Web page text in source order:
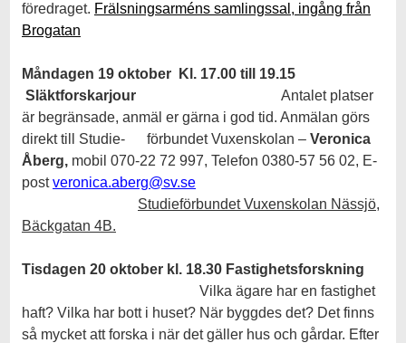
föredraget. Frälsningsarméns samlingssal, ingång från
Brogatan
Måndagen 19 oktober
Kl. 17.00 till 19.15
Släktforskarjour Antalet platser
är begränsade, anmäl er gärna i god tid. Anmälan görs
direkt till Studie- förbundet Vuxenskolan – Veronica
Åberg, mobil 070-22 72 997, Telefon 0380-57 56 02, E-
postveronica.aberg@sv.se
Studieförbundet Vuxenskolan Nässjö,
Bäckgatan 4B.
Tisdagen 20 oktober k l. 18.30 Fastighetsforskning
Vilka ägare har en fastighet
haft? Vilka har bott i huset? När byggdes det? Det finns
så mycket att forska i när det gäller hus och gårdar. Efter